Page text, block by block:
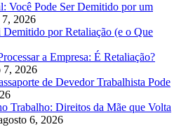
Você Pode Ser Demitido por um
7, 2026
Demitido por Retaliação (e o Que
a Empresa: É Retaliação?
7, 2026
de Devedor Trabalhista Pode
Trabalho: Direitos da Mãe que Volta
6, 2026